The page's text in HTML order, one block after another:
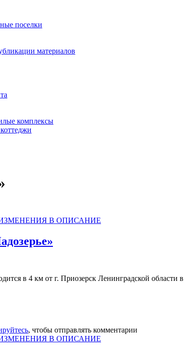
поселки
материалов
комплексы
ИЗМЕНЕНИЯ В ОПИСАНИЕ
в 4 км от г. Приозерск Ленинградской
, чтобы отправлять комментарии
ИЗМЕНЕНИЯ В ОПИСАНИЕ